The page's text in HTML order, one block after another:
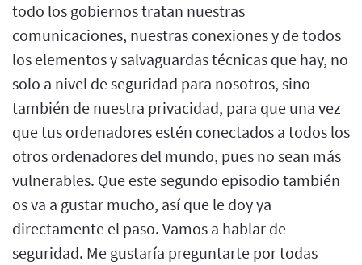
todo los gobiernos tratan nuestras
comunicaciones, nuestras conexiones y de todos
los elementos y salvaguardas técnicas que hay, no
solo a nivel de seguridad para nosotros, sino
también de nuestra privacidad, para que una vez
que tus ordenadores estén conectados a todos los
otros ordenadores del mundo, pues no sean más
vulnerables. Que este segundo episodio también
os va a gustar mucho, así que le doy ya
directamente el paso. Vamos a hablar de
seguridad. Me gustaría preguntarte por todas